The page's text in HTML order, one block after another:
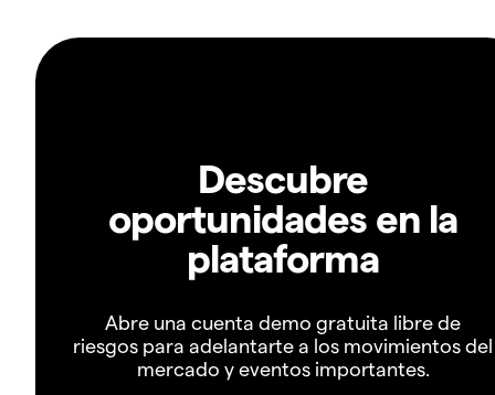
Descubre
oportunidades en la
plataforma
Abre una cuenta demo gratuita libre de
riesgos para adelantarte a los movimientos del
mercado y eventos importantes.